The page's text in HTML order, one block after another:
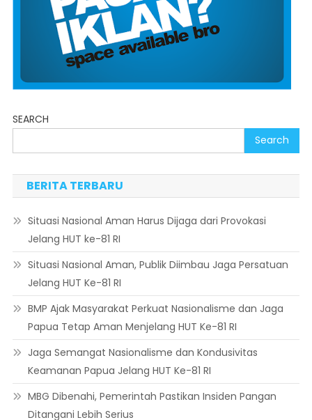
SEARCH
Search
BERITA TERBARU
Situasi Nasional Aman Harus Dijaga dari Provokasi
Jelang HUT ke-81 RI
Situasi Nasional Aman, Publik Diimbau Jaga Persatuan
Jelang HUT Ke-81 RI
BMP Ajak Masyarakat Perkuat Nasionalisme dan Jaga
Papua Tetap Aman Menjelang HUT Ke-81 RI
Jaga Semangat Nasionalisme dan Kondusivitas
Keamanan Papua Jelang HUT Ke-81 RI
MBG Dibenahi, Pemerintah Pastikan Insiden Pangan
Ditangani Lebih Serius